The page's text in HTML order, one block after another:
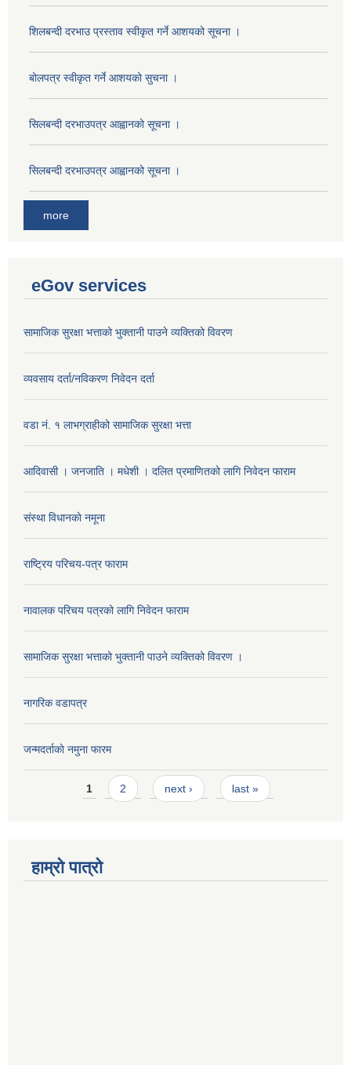
शिलबन्दी दरभाउ प्रस्ताव स्वीकृत गर्ने आशयको सूचना ।
बोलपत्र स्वीकृत गर्ने आशयको सुचना ।
सिलबन्दी दरभाउपत्र आह्वानको सूचना ।
सिलबन्दी दरभाउपत्र आह्वानको सूचना ।
more
eGov services
सामाजिक सुरक्षा भत्ताको भुक्तानी पाउने व्यक्तिको विवरण
व्यवसाय दर्ता/नविकरण निवेदन दर्ता
वडा नं. १ लाभग्राहीको सामाजिक सुरक्षा भत्ता
आदिवासी । जनजाति । मधेशी । दलित प्रमाणितको लागि निवेदन फाराम
संस्था विधानकाे नमूना
राष्ट्रिय परिचय-पत्र फाराम
नावालक परिचय पत्रको लागि निवेदन फाराम
सामाजिक सुरक्षा भत्ताको भुक्तानी पाउने व्यक्तिको विवरण ।
नागरिक वडापत्र
जन्मदर्ताकाे नमुना फारम
Pages1 2 next › last »
हाम्रो पात्रो